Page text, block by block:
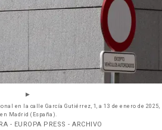
en la calle García Gutiérrez, 1, a 13 de enero de 2025,
en Madrid (España).
- EUROPA PRESS - ARCHIVO